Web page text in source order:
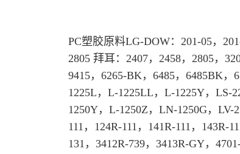
PC塑胶原料LG-DOW：201-05，
2805 拜耳 ：2407，2458， 2805，
9415，6265-BK，6485，6485BK，
1225L，L-1225LL，L-1225Y，LS-
1250Y，L-1250Z，LN-1250G，LV-
111，124R-111，141R-111，143R-
131，3412R-739，3413R-GY，